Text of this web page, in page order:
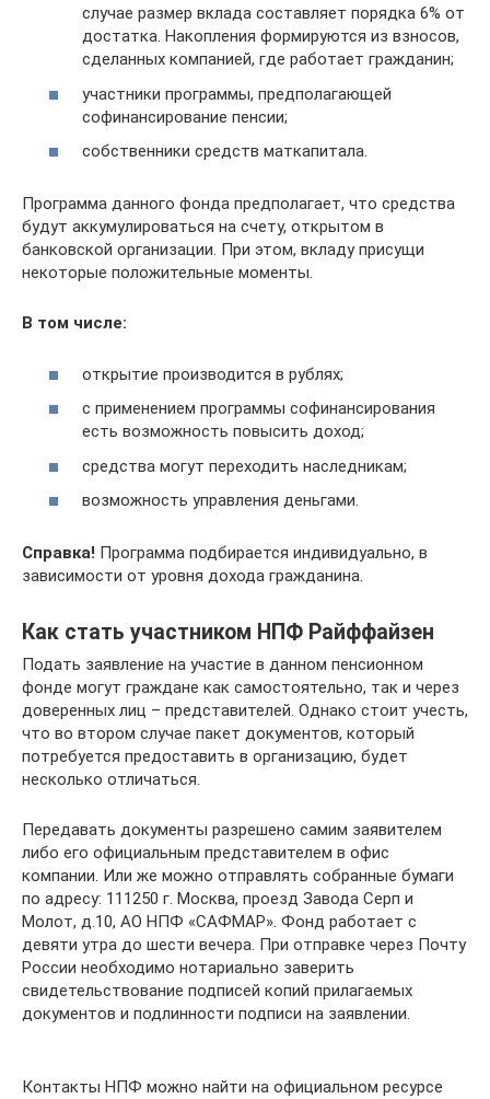
случае размер вклада составляет порядка 6% от
достатка. Накопления формируются из взносов,
сделанных компанией, где работает гражданин;
участники программы, предполагающей
софинансирование пенсии;
собственники средств маткапитала.
Программа данного фонда предполагает, что средства
будут аккумулироваться на счету, открытом в
банковской организации. При этом, вкладу присущи
некоторые положительные моменты.
В том числе:
открытие производится в рублях;
с применением программы софинансирования
есть возможность повысить доход;
средства могут переходить наследникам;
возможность управления деньгами.
Справка! Программа подбирается индивидуально, в
зависимости от уровня дохода гражданина.
Как стать участником НПФ Райффайзен
Подать заявление на участие в данном пенсионном
фонде могут граждане как самостоятельно, так и через
доверенных лиц – представителей. Однако стоит учесть,
что во втором случае пакет документов, который
потребуется предоставить в организацию, будет
несколько отличаться.
Передавать документы разрешено самим заявителем
либо его официальным представителем в офис
компании. Или же можно отправлять собранные бумаги
по адресу: 111250 г. Москва, проезд Завода Серп и
Молот, д.10, АО НПФ «САФМАР». Фонд работает с
девяти утра до шести вечера. При отправке через Почту
России необходимо нотариально заверить
свидетельствование подписей копий прилагаемых
документов и подлинности подписи на заявлении.
Контакты НПФ можно найти на официальном ресурсе